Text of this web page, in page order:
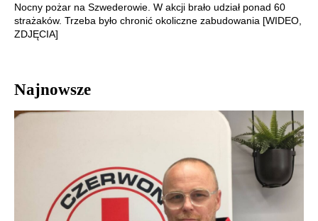
Nocny pożar na Szwederowie. W akcji brało udział ponad 60
strażaków. Trzeba było chronić okoliczne zabudowania [WIDEO,
ZDJĘCIA]
Najnowsze